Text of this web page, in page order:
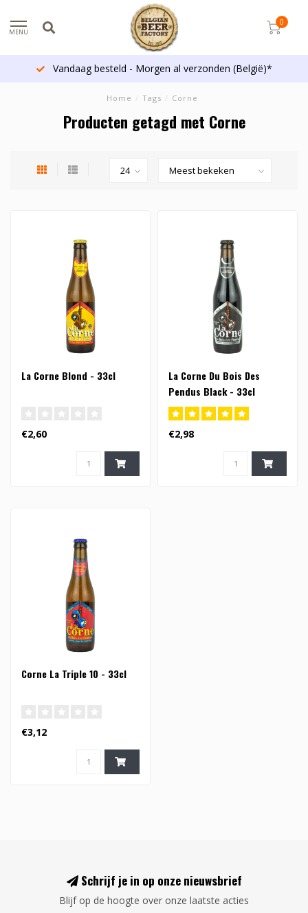
MENU
0
Vandaag besteld - Morgen al verzonden (België)*
Home / Tags / Corne
Producten getagd met Corne
La Corne Blond - 33cl
€2,60
La Corne Du Bois Des
Pendus Black - 33cl
€2,98
Corne La Triple 10 - 33cl
€3,12
Schrijf je in op onze nieuwsbrief
Blijf op de hoogte over onze laatste acties